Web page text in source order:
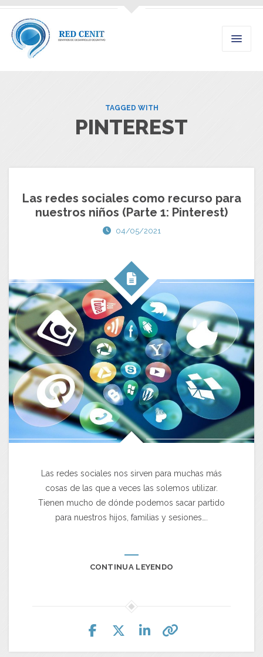
TAGGED WITH
PINTEREST
Las redes sociales como recurso para
nuestros niños (Parte 1: Pinterest)
04/05/2021
Las redes sociales nos sirven para muchas más
cosas de las que a veces las solemos utilizar.
Tienen mucho de dónde podemos sacar partido
para nuestros hijos, familias y sesiones….
CONTINUA LEYENDO